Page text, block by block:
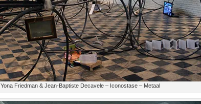
Yona Friedman & Jean-Baptiste Decavele – Iconostase – Metaal